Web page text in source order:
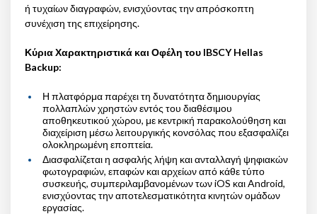
ή τυχαίων διαγραφών, ενισχύοντας την απρόσκοπτη
συνέχιση της επιχείρησης.
Κύρια Χαρακτηριστικά και Οφέλη του IBSCY Hellas
Backup:
Η πλατφόρμα παρέχει τη δυνατότητα δημιουργίας
πολλαπλών χρηστών εντός του διαθέσιμου
αποθηκευτικού χώρου, με κεντρική παρακολούθηση και
διαχείριση μέσω λειτουργικής κονσόλας που εξασφαλίζει
ολοκληρωμένη εποπτεία.
Διασφαλίζεται η ασφαλής λήψη και ανταλλαγή ψηφιακών
φωτογραφιών, επαφών και αρχείων από κάθε τύπο
συσκευής, συμπεριλαμβανομένων των iOS και Android,
ενισχύοντας την αποτελεσματικότητα κινητών ομάδων
εργασίας.